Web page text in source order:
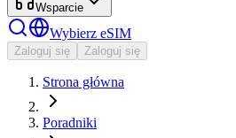
Wsparcie
Wybierz eSIM
Zaloguj się Zaloguj się
Strona główna
Poradniki